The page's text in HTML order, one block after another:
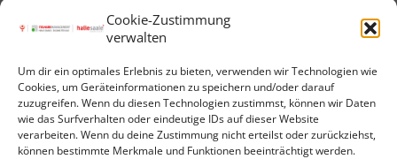
Cookie-Zustimmung
verwalten
Um dir ein optimales Erlebnis zu bieten, verwenden wir Technologien wie
Cookies, um Geräteinformationen zu speichern und/oder darauf
zuzugreifen. Wenn du diesen Technologien zustimmst, können wir Daten
wie das Surfverhalten oder eindeutige IDs auf dieser Website
verarbeiten. Wenn du deine Zustimmung nicht erteilst oder zurückziehst,
können bestimmte Merkmale und Funktionen beeinträchtigt werden.